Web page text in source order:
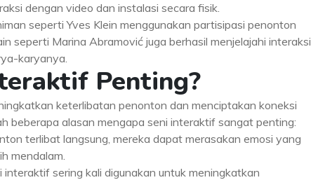
dengan video dan instalasi secara fisik.
seperti Yves Klein menggunakan partisipasi penonton
seperti Marina Abramović juga berhasil menjelajahi interaksi
karyanya.
Penting?
keterlibatan penonton dan menciptakan koneksi
beberapa alasan mengapa seni interaktif sangat penting:
terlibat langsung, mereka dapat merasakan emosi yang
mendalam.
interaktif sering kali digunakan untuk meningkatkan